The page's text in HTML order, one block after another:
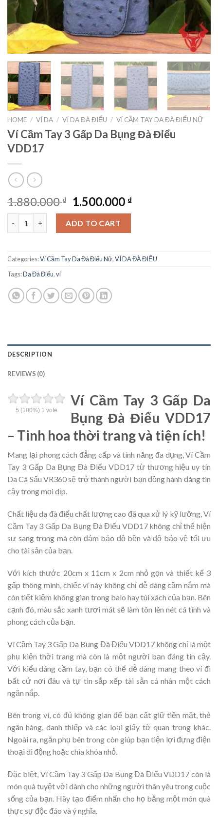
HOME / VÍ DA / VÍ DA ĐÀ ĐIỂU / VÍ CẦM TAY DA ĐÀ ĐIỂU NỮ
Ví Cầm Tay 3 Gấp Da Bụng Đà Điểu
VDD17
1.880.000₫ 1.500.000 ₫
ADD TO CART
Categories:Ví Cầm Tay Da Đà Điểu Nữ,VÍ DA ĐÀ ĐIỂU
Tags:Da Đà Điểu,ví
DESCRIPTION
REVIEWS (0)
5 (100%) 1 vote
Ví Cầm Tay 3 Gấp Da
Bụng Đà Điểu VDD17
– Tinh hoa thời trang và tiện ích!
Mang lại phong cách đẳng cấp và tính năng đa dụng, Ví Cầm
Tay 3 Gấp Da Bụng Đà Điểu VDD17 từ thương hiệu uy tín
Da Cá Sấu VR360 sẽ trở thành người bạn đồng hành đáng tin
cậy trong mọi dịp.
Chất liệu da đà điểu chất lượng cao đã qua xử lý kỹ lưỡng, Ví
Cầm Tay 3 Gấp Da Bụng Đà Điểu VDD17 không chỉ thể hiện
sự sang trọng mà còn đảm bảo độ bền và độ bảo vệ tối ưu
cho tài sản của bạn.
Với kích thước 20cm x 11cm x 2cm nhỏ gọn và thiết kế 3
gấp thông minh, chiếc ví này không chỉ dễ dàng cầm nắm mà
còn tiết kiệm không gian trong balo hay túi xách của bạn. Bên
cạnh đó, màu sắc xanh tươi mát sẽ làm tôn lên nét cá tính và
phong cách của bạn.
Ví Cầm Tay 3 Gấp Da Bụng Đà Điểu VDD17 không chỉ là một
phụ kiện thời trang mà còn là một người bạn đáng tin cậy.
Với kiểu dáng cầm tay, bạn có thể dễ dàng mang theo ví đi
bất cứ nơi đâu và tự tin sắp xếp tài sản cá nhân một cách
ngăn nắp.
Bên trong ví, có đủ không gian để bạn cất giữ tiền mặt, thẻ
ngân hàng, danh thiếp và các loại giấy tờ quan trọng khác.
Ngoài ra, ngăn phụ bên trong còn giúp bạn tiện lợi đựng điện
thoại di động hoặc chìa khóa nhỏ.
Đặc biệt, Ví Cầm Tay 3 Gấp Da Bụng Đà Điểu VDD17 còn là
món quà tuyệt vời dành cho những người thân yêu trong cuộc
sống của bạn. Hãy tạo điểm nhấn cho họ bằng một món quà
thực sự độc đáo và ý nghĩa.